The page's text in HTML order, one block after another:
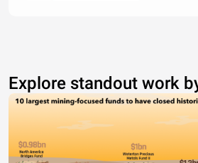
Explore standout work